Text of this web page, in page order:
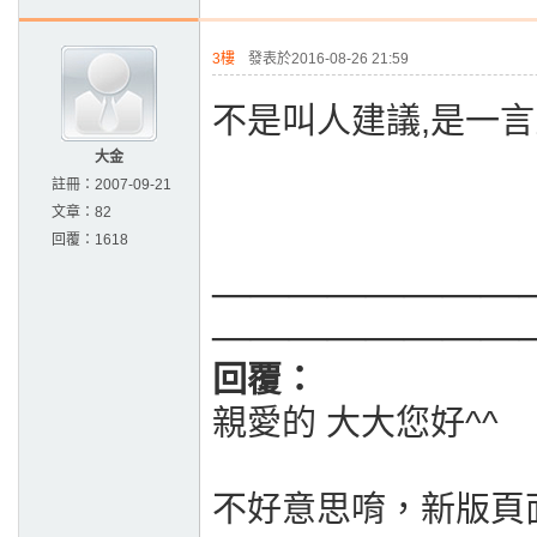
大金
註冊： 2007-09-21
文章： 82
回覆： 1618
3樓 發表於2016-08-26 21:59
不是叫人建議,是一
回覆：
親愛的 大大您好^^
不好意思唷，新版